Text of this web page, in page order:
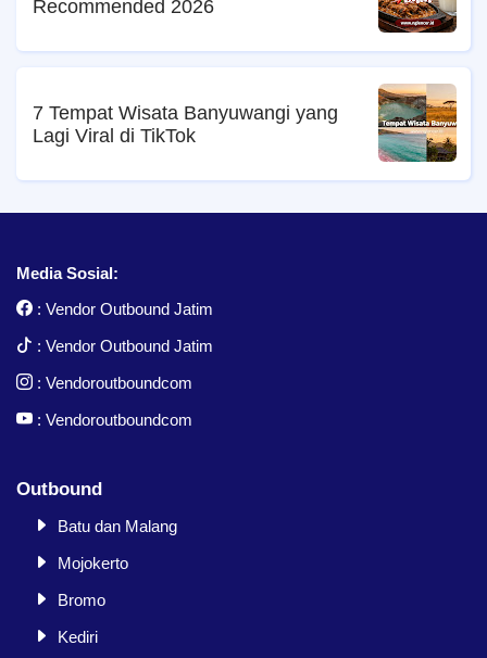
Recommended 2026
7 Tempat Wisata Banyuwangi yang
Lagi Viral di TikTok
Media Sosial:
: Vendor Outbound Jatim
: Vendor Outbound Jatim
: Vendoroutboundcom
: Vendoroutboundcom
Outbound
Batu dan Malang
Mojokerto
Bromo
Kediri